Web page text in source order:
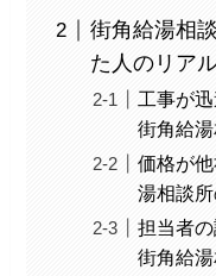
街角給湯相
た人のリア
工事が
街角給
価格が
湯相談
担当者
街角給